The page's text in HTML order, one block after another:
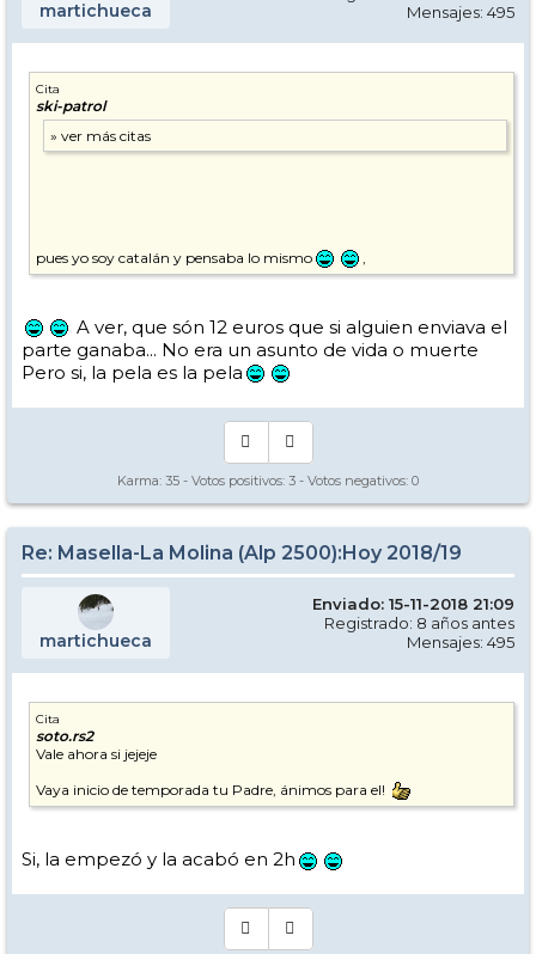
martichueca
Mensajes: 495
Cita
ski-patrol
pues yo soy catalán y pensaba lo mismo
A ver, que són 12 euros que si alguien enviava el
parte ganaba... No era un asunto de vida o muerte
Pero si, la pela es la pela
Karma: 35 - Votos positivos: 3 - Votos negativos: 0
Re: Masella-La Molina (Alp 2500):Hoy 2018/19
martichueca
Enviado: 15-11-2018 21:09
Registrado: 8 años antes
Mensajes: 495
Cita
soto.rs2
Vale ahora si jejeje
Vaya inicio de temporada tu Padre, ánimos para el!
Si, la empezó y la acabó en 2h